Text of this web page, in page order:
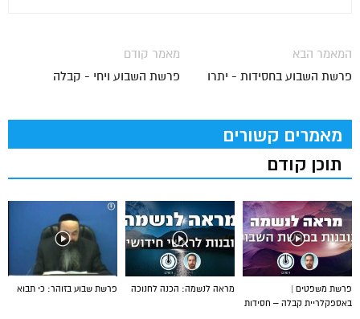
מאמר קודם
פרשת השבוע ויחי - קבלה
המאמר הבא
פרשת השבוע בחסידות - יתרו
מאמרים קשורים
תוכן קודם
פרשת שבוע בזוהר: כי תבוא מראה לנשמה: הכנה לחנוכה
פרשת משפטים |
באספקלריית קבלה – חסידות